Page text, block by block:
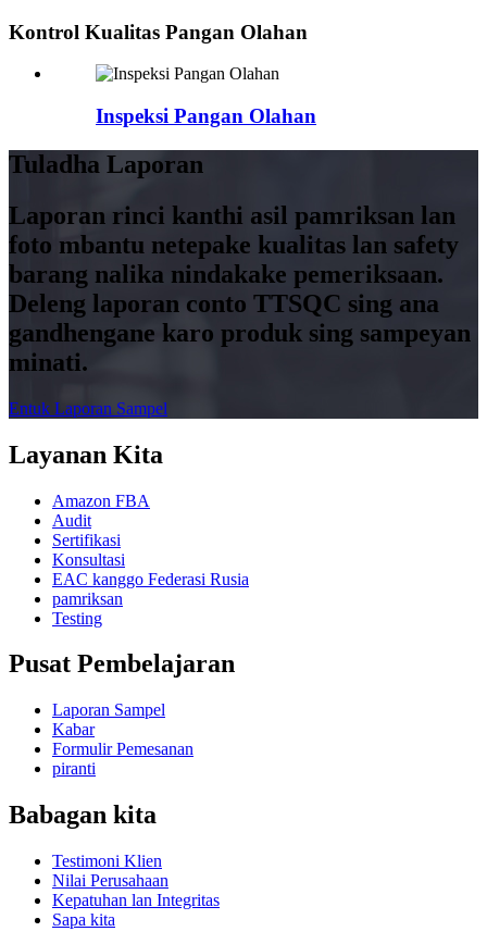
Kontrol Kualitas Pangan Olahan
Inspeksi Pangan Olahan
Tuladha Laporan
Laporan rinci kanthi asil pamriksan lan
foto mbantu netepake kualitas lan safety
barang nalika nindakake pemeriksaan.
Deleng laporan conto TTSQC sing ana
gandhengane karo produk sing sampeyan
minati.
Entuk Laporan Sampel
Layanan Kita
Amazon FBA
Audit
Sertifikasi
Konsultasi
EAC kanggo Federasi Rusia
pamriksan
Testing
Pusat Pembelajaran
Laporan Sampel
Kabar
Formulir Pemesanan
piranti
Babagan kita
Testimoni Klien
Nilai Perusahaan
Kepatuhan lan Integritas
Sapa kita